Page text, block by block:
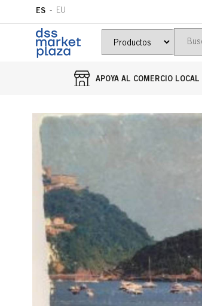
ES EU
APOYA AL COMERCIO LOCAL